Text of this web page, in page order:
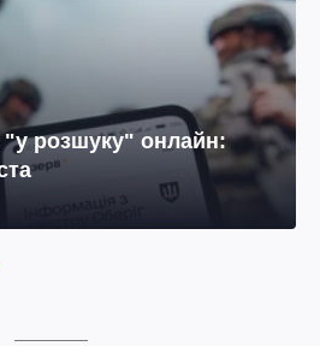
"у розшуку" онлайн: